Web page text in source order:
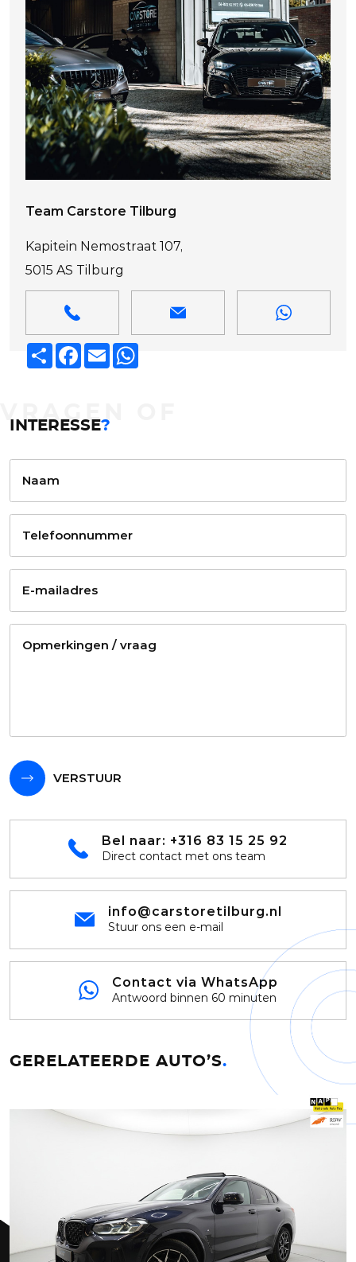
Team Carstore Tilburg
Kapitein Nemostraat 107,
5015 AS Tilburg
Deel Facebook
Email
INTERESSE?
VERSTUUR
Bel naar: +316 83 15 25 92
Direct contact met ons team
info@carstoretilburg.nl
Stuur ons een e-mail
Contact via WhatsApp
Antwoord binnen 60 minuten
GERELATEERDE AUTO’S.